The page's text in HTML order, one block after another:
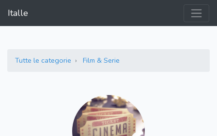
Italle
Tutte le categorie Film & Serie